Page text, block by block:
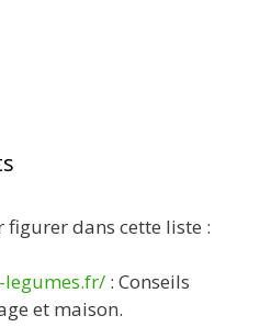
figurer dans cette liste :
: Conseils
et maison.